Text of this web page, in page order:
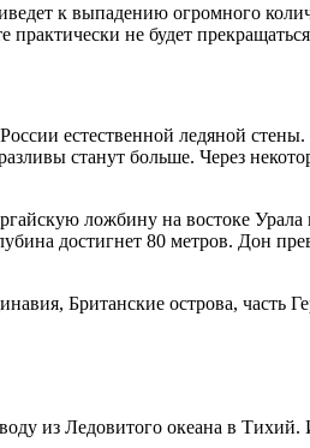
к выпадению огромного
не будет
естественной ледяной
станут больше. Через
ложбину на востоке Урала
достигнет 80 метров. Дон
Британские острова, часть
из Ледовитого океана в